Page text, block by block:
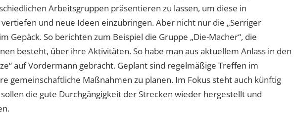
Arbeitsgruppen präsentieren zu lassen, um diese in
und neue Ideen einzubringen. Aber nicht nur die „Serriger
Gepäck. So berichten zum Beispiel die Gruppe „Die-Macher“, die
besteht, über ihre Aktivitäten. So habe man aus aktuellem Anlass in den
auf Vordermann gebracht. Geplant sind regelmäßige Treffen im
gemeinschaftliche Maßnahmen zu planen. Im Fokus steht auch künftig
die gute Durchgängigkeit der Strecken wieder hergestellt und